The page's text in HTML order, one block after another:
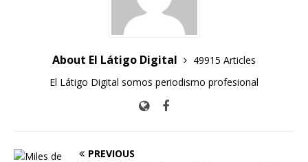
About El Látigo Digital
49915 Articles
El Látigo Digital somos periodismo profesional
PREVIOUS